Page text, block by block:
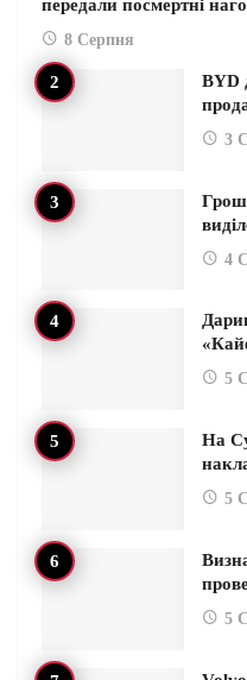
передали посмертні
8 Серпня
BYD
3
4
5
На
5
5